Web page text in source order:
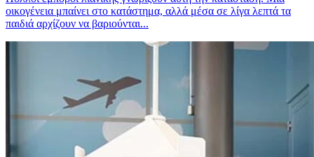
οικογένεια μπαίνει στο κατάστημα, αλλά μέσα σε λίγα λεπτά τα
παιδιά αρχίζουν να βαριούνται...